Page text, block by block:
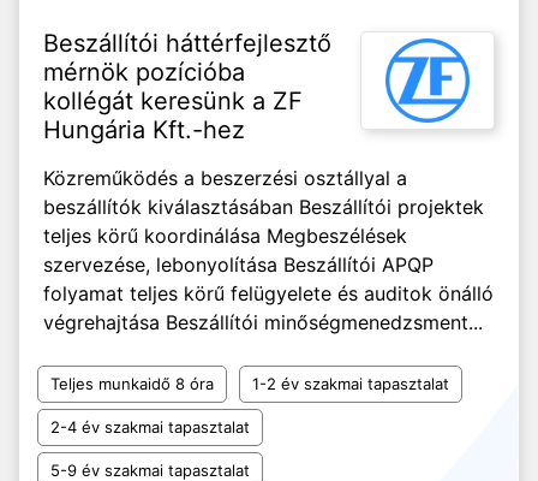
Beszállítói háttérfejlesztő
mérnök pozícióba
kollégát keresünk a ZF
Hungária Kft.-hez
Közreműködés a beszerzési osztállyal a
beszállítók kiválasztásában Beszállítói projektek
teljes körű koordinálása Megbeszélések
szervezése, lebonyolítása Beszállítói APQP
folyamat teljes körű felügyelete és auditok önálló
végrehajtása Beszállítói minőségmenedzsment...
Teljes munkaidő 8 óra 1-2 év szakmai tapasztalat
2-4 év szakmai tapasztalat
5-9 év szakmai tapasztalat